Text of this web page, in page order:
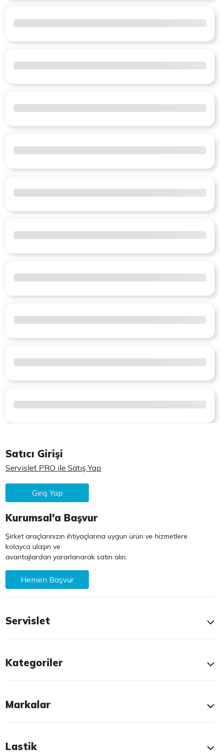
Satıcı Girişi
Servislet PRO ile Satış Yap
Giriş Yap
Kurumsal'a Başvur
Şirket araçlarınızın ihtiyaçlarına uygun ürün ve hizmetlere
kolayca ulaşın ve
avantajlardan yararlanarak satın alın.
Hemen Başvur
Servislet
Kategoriler
Markalar
Lastik